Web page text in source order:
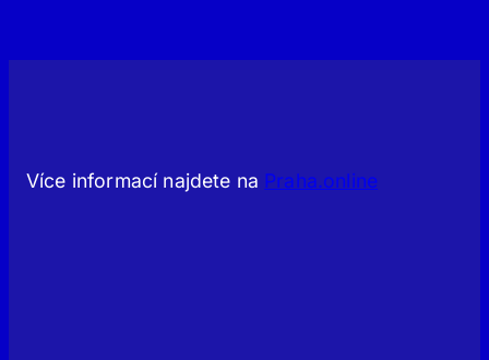
Více informací najdete na Praha.online